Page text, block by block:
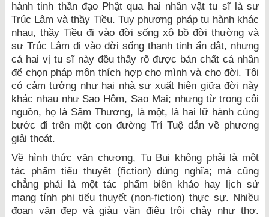
hành tinh thần đạo Phật qua hai nhân vật tu sĩ là sư
Trúc Lâm và thầy Tiều. Tuy phương pháp tu hành khác
nhau, thầy Tiều đi vào đời sống xô bồ đời thường và
sư Trúc Lâm đi vào đời sống thanh tịnh ẩn dật, nhưng
cả hai vị tu sĩ này đều thấy rõ được bản chất cá nhân
để chọn pháp môn thích hợp cho mình và cho đời. Tôi
có cảm tưởng như hai nhà sư xuất hiện giữa đời này
khác nhau như Sao Hôm, Sao Mai; nhưng từ trong cội
nguồn, họ là Sâm Thương, là một, là hai lữ hành cùng
bước đi trên một con đường Trí Tuệ dẫn về phương
giải thoát.
Về hình thức văn chương, Tu Bụi không phải là một
tác phẩm tiểu thuyết (fiction) đúng nghĩa; mà cũng
chẳng phải là một tác phẩm biên khảo hay lịch sử
mang tính phi tiểu thuyết (non-fiction) thực sự. Nhiều
đoạn văn đẹp và giàu vần điệu trôi chảy như thơ.